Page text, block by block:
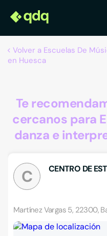
Volver a Escuelas De
en Huesca
Te
cercanos para
danza e
C CENTRO DE
Martínez Vargas 5, 22300,